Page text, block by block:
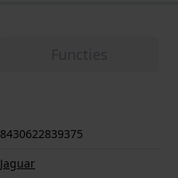
8430622839375
Jaguar